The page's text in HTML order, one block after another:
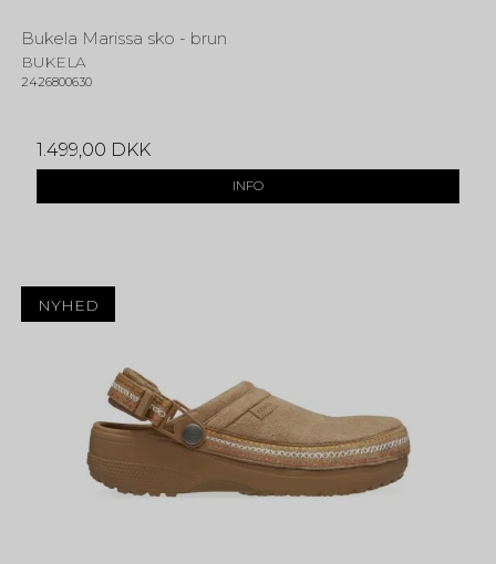
Bukela Marissa sko - brun
BUKELA
2426800630
1.499,00 DKK
INFO
NYHED